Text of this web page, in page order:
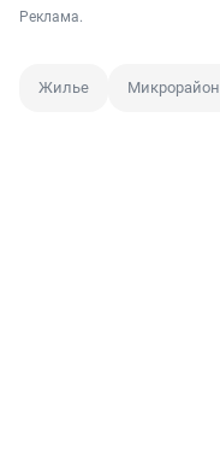
Реклама.
Жилье Микрорайон